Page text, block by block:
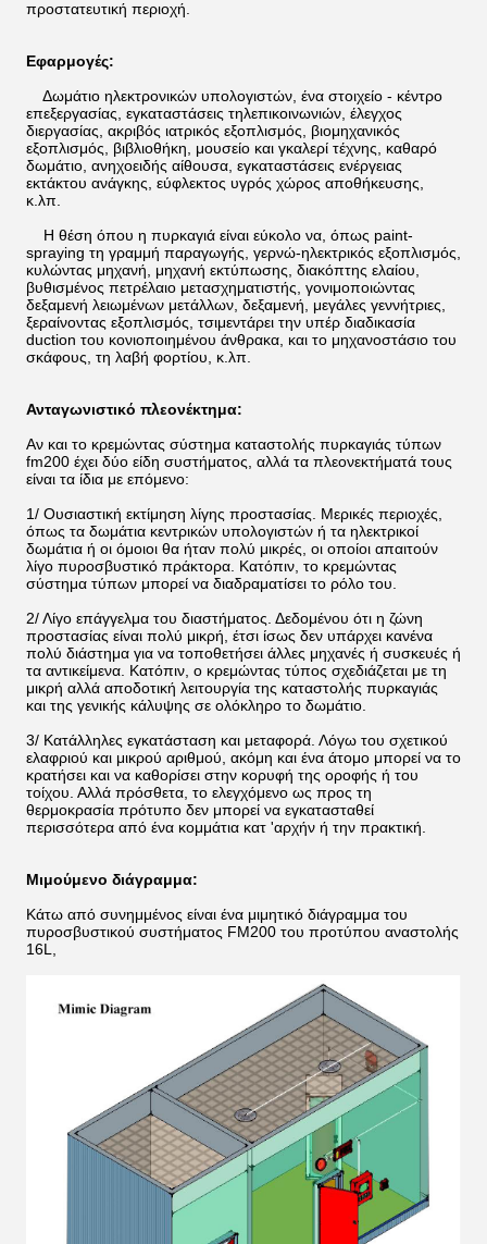
προστατευτική περιοχή.
Εφαρμογές:
Δωμάτιο ηλεκτρονικών υπολογιστών, ένα στοιχείο - κέντρο
επεξεργασίας, εγκαταστάσεις τηλεπικοινωνιών, έλεγχος
διεργασίας, ακριβός ιατρικός εξοπλισμός, βιομηχανικός
εξοπλισμός, βιβλιοθήκη, μουσείο και γκαλερί τέχνης, καθαρό
δωμάτιο, ανηχοειδής αίθουσα, εγκαταστάσεις ενέργειας
εκτάκτου ανάγκης, εύφλεκτος υγρός χώρος αποθήκευσης,
κ.λπ.
Η θέση όπου η πυρκαγιά είναι εύκολο να, όπως paint-
spraying τη γραμμή παραγωγής, γερνώ-ηλεκτρικός εξοπλισμός,
κυλώντας μηχανή, μηχανή εκτύπωσης, διακόπτης ελαίου,
βυθισμένος πετρέλαιο μετασχηματιστής, γονιμοποιώντας
δεξαμενή λειωμένων μετάλλων, δεξαμενή, μεγάλες γεννήτριες,
ξεραίνοντας εξοπλισμός, τσιμεντάρει την υπέρ διαδικασία
duction του κονιοποιημένου άνθρακα, και το μηχανοστάσιο του
σκάφους, τη λαβή φορτίου, κ.λπ.
Ανταγωνιστικό πλεονέκτημα:
Αν και το κρεμώντας σύστημα καταστολής πυρκαγιάς τύπων
fm200 έχει δύο είδη συστήματος, αλλά τα πλεονεκτήματά τους
είναι τα ίδια με επόμενο:
1/ Ουσιαστική εκτίμηση λίγης προστασίας. Μερικές περιοχές,
όπως τα δωμάτια κεντρικών υπολογιστών ή τα ηλεκτρικοί
δωμάτια ή οι όμοιοι θα ήταν πολύ μικρές, οι οποίοι απαιτούν
λίγο πυροσβυστικό πράκτορα. Κατόπιν, το κρεμώντας
σύστημα τύπων μπορεί να διαδραματίσει το ρόλο του.
2/ Λίγο επάγγελμα του διαστήματος. Δεδομένου ότι η ζώνη
προστασίας είναι πολύ μικρή, έτσι ίσως δεν υπάρχει κανένα
πολύ διάστημα για να τοποθετήσει άλλες μηχανές ή συσκευές ή
τα αντικείμενα. Κατόπιν, ο κρεμώντας τύπος σχεδιάζεται με τη
μικρή αλλά αποδοτική λειτουργία της καταστολής πυρκαγιάς
και της γενικής κάλυψης σε ολόκληρο το δωμάτιο.
3/ Κατάλληλες εγκατάσταση και μεταφορά. Λόγω του σχετικού
ελαφριού και μικρού αριθμού, ακόμη και ένα άτομο μπορεί να το
κρατήσει και να καθορίσει στην κορυφή της οροφής ή του
τοίχου. Αλλά πρόσθετα, το ελεγχόμενο ως προς τη
θερμοκρασία πρότυπο δεν μπορεί να εγκατασταθεί
περισσότερα από ένα κομμάτια κατ 'αρχήν ή την πρακτική.
Μιμούμενο διάγραμμα:
Κάτω από συνημμένος είναι ένα μιμητικό διάγραμμα του
πυροσβυστικού συστήματος FM200 του προτύπου αναστολής
16L,